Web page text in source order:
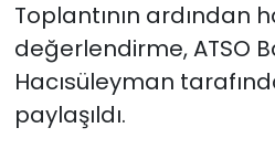
Toplantının ardından
değerlendirme, ATSO
Hacısüleyman
paylaşıldı.